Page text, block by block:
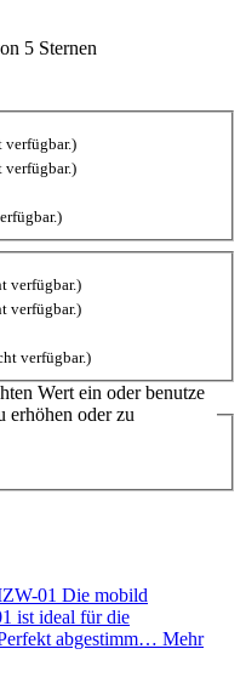
5 Sternen
verfügbar.)
verfügbar.)
verfügbar.)
Wert ein oder benutze
erhöhen oder zu
01 Die mobild
ist ideal für die
abgestimm… Mehr